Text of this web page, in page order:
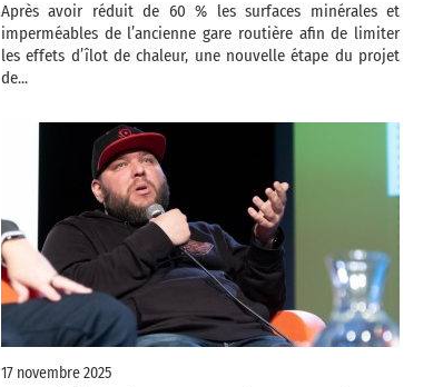
Après avoir réduit de 60 % les surfaces minérales et
imperméables de l’ancienne gare routière afin de limiter
les effets d’îlot de chaleur, une nouvelle étape du projet
de...
17 novembre 2025